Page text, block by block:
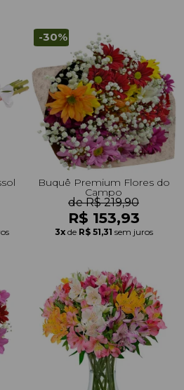
-30%
Buquê Premium Flores do
Campo
de R$ 219,90
R$ 153,93
3x de R$ 51,31 sem juros